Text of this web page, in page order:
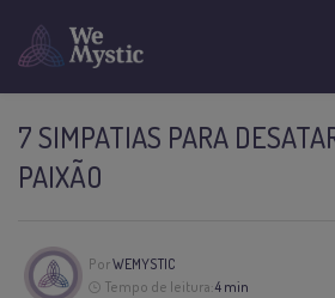
7 SIMPATIAS PARA
PAIXÃO
PorWEMYSTIC
Tempo de leitura:4 min